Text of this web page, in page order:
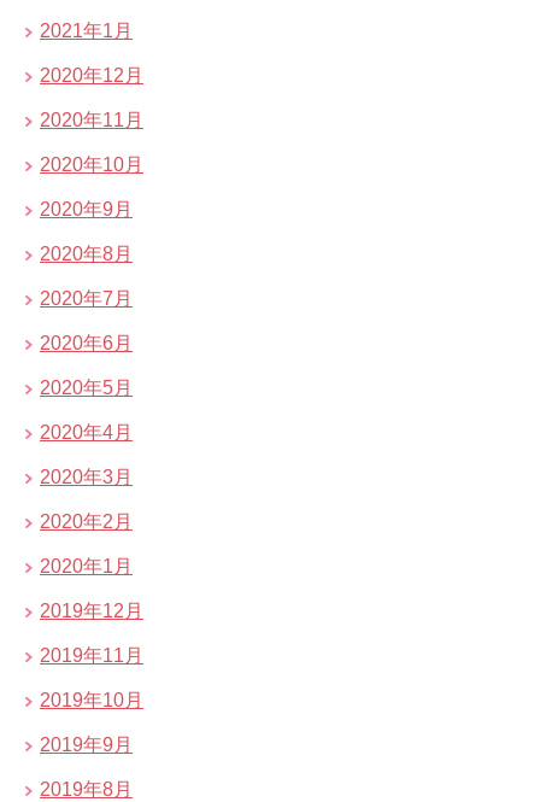
2021年1月
2020年12月
2020年11月
2020年10月
2020年9月
2020年8月
2020年7月
2020年6月
2020年5月
2020年4月
2020年3月
2020年2月
2020年1月
2019年12月
2019年11月
2019年10月
2019年9月
2019年8月